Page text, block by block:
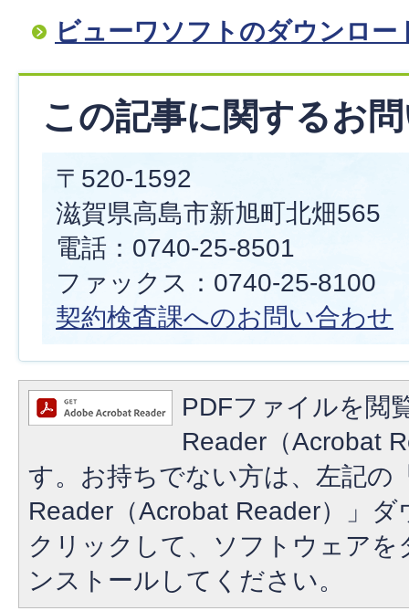
ビューワソフトのダウンロー
この記事に関するお
〒520-1592
滋賀県高島市新旭町北畑565
電話：0740-25-8501
ファックス：0740-25-8100
契約検査課へのお問い合わせ
PDFファイルを閲
Reader（Acrobat
す。お持ちでない方は、左記の
Reader（Acrobat Reader）」
クリックして、ソフトウェア
ンストールしてください。